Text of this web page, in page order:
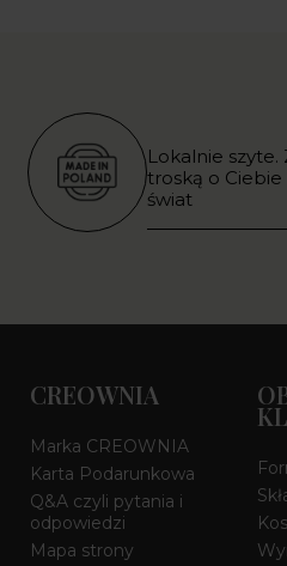
Lokalnie szyte.
troską o Ciebie
świat
CREOWNIA
Marka CREOWNIA
Karta Podarunkowa
Q&A czyli pytania i
odpowiedzi
Mapa strony